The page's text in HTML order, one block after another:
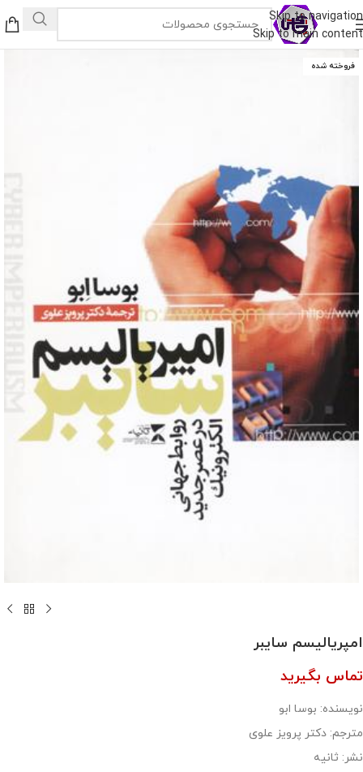
Skip to navigation
Skip to main content
فروخته شده
امپریالیسم سایبر
تماس بگیرید
نویسنده: بوسا ابو
مترجم: دکتر پرویز علوی
نشر: ثانیه